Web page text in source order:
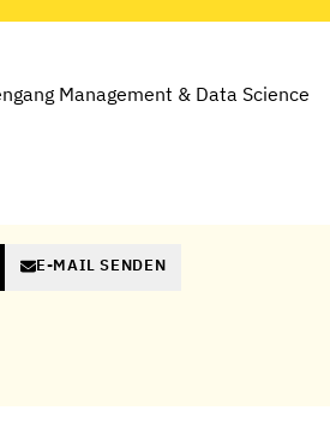
Management & Data Science
E-MAIL SENDEN